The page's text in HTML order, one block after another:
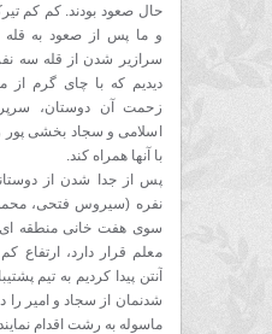
حال صعود بودند. کم کم
سرازیر شدن از قله سه
دیدیم که با چای گرم از
زحمت آن دوستان،
اسلامی و سجاد بخشی پور
با آنها همراه کند.
پس از جدا شدن از
نفره (سیروس فتحی،
سوی هفت خانی منطقه
معلم قرار دارد، ارتفاع
آنتن پیدا کردیم به تیم
شدنمان از سجاد و امیر را
ماسوله به رشت اقدام نمایند.